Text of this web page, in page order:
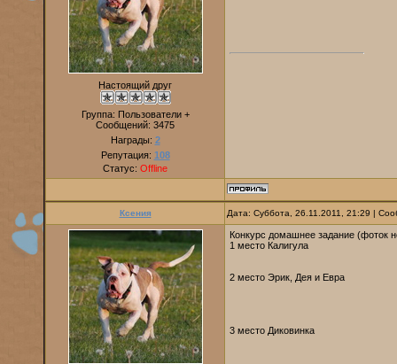
Настоящий друг
Группа: Пользователи +
Сообщений: 3475
Награды: 2
Репутация: 108
Статус: Offline
Ксения Дата: Суббота, 26.11.2011, 21:29 |
Конкурс домашнее задание (фоток
1 место Калигула
2 место Эрик, Дея и Евра
3 место Диковинка